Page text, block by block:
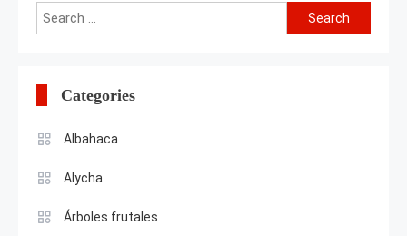
Search
for:
Categories
Albahaca
Alycha
Árboles frutales